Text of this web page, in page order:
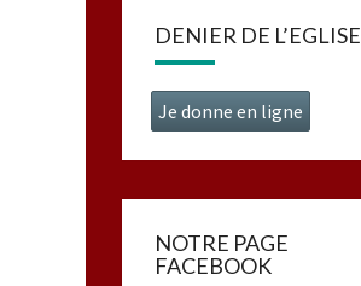
DENIER DE L’EGLISE
Je donne en ligne
NOTRE PAGE
FACEBOOK